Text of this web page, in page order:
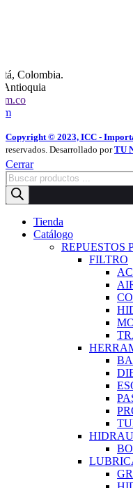
Colombia.
Antioquia
Copyright © 2023, ICC -
reservados. Desarrollado porTU
Cerrar
Búsqueda
de
productos
Tienda
Catálogo
REPUESTOS
FILTRO